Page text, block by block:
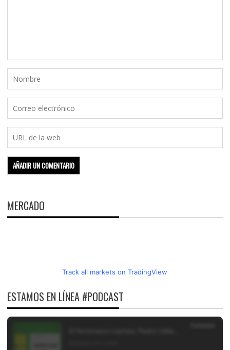
MERCADO
Track all markets on TradingView
ESTAMOS EN LÍNEA #PODCAST